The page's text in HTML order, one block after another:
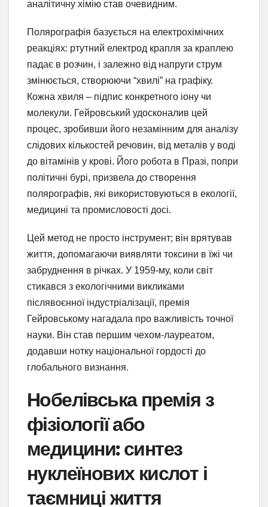
аналітичну хімію став очевидним.
Полярографія базується на електрохімічних
реакціях: ртутний електрод крапля за краплею
падає в розчин, і залежно від напруги струм
змінюється, створюючи “хвилі” на графіку.
Кожна хвиля – підпис конкретного іону чи
молекули. Гейровський удосконалив цей
процес, зробивши його незамінним для аналізу
слідових кількостей речовин, від металів у воді
до вітамінів у крові. Його робота в Празі, попри
політичні бурі, призвела до створення
полярографів, які використовуються в екології,
медицині та промисловості досі.
Цей метод не просто інструмент; він врятував
життя, допомагаючи виявляти токсини в їжі чи
забруднення в річках. У 1959-му, коли світ
стикався з екологічними викликами
післявоєнної індустріалізації, премія
Гейровському нагадала про важливість точної
науки. Він став першим чехом-лауреатом,
додавши нотку національної гордості до
глобального визнання.
Нобелівська премія з
фізіології або
медицини: синтез
нуклеїнових кислот і
таємниці життя